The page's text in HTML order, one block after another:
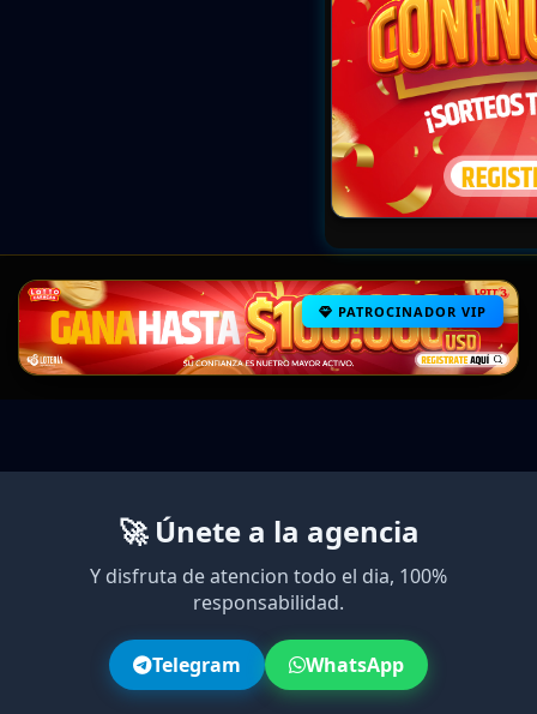
PATROCINADOR VIP
🚀 Únete a la agencia
Y disfruta de atencion todo el dia, 100%
responsabilidad.
Telegram WhatsApp